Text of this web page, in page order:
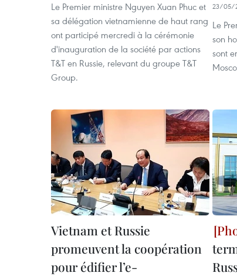
Le Premier ministre Nguyen Xuan Phuc et
sa délégation vietnamienne de haut rang
ont participé mercredi à la cérémonie
d'inauguration de la société par actions
T&T en Russie, relevant du groupe T&T
Group.
23/05/
Le
son
sont
Vietnam et Russie
promeuvent la coopération
pour édifier l’e-